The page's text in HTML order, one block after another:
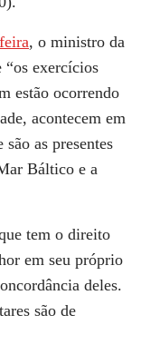
, o ministro da
exercícios
estão ocorrendo
acontecem em
as presentes
Báltico e a
tem o direito
em seu próprio
deles.
são de